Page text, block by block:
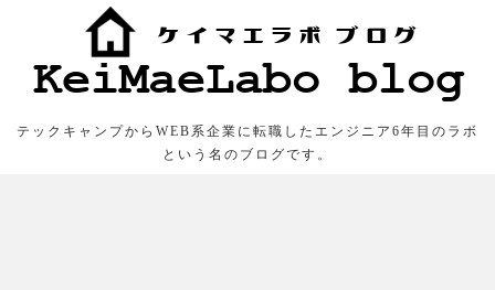
テックキャンプからWEB系企業に転職したエンジニア6年目のラボ
という名のブログです。